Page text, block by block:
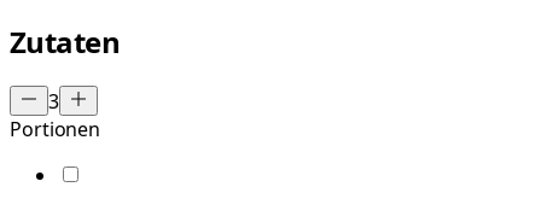
Zutaten
3
Portionen